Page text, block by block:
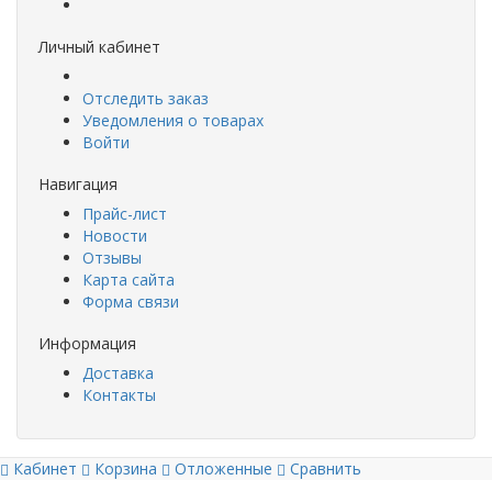
Личный кабинет
Отследить заказ
Уведомления о товарах
Войти
Навигация
Прайс-лист
Новости
Отзывы
Карта сайта
Форма связи
Информация
Доставка
Контакты
Кабинет Корзина Отложенные Сравнить